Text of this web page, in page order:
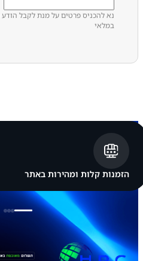
נא להכניס פרטים על מנת לקבל
במלאי
הזמנות קלות ומהירות באתר